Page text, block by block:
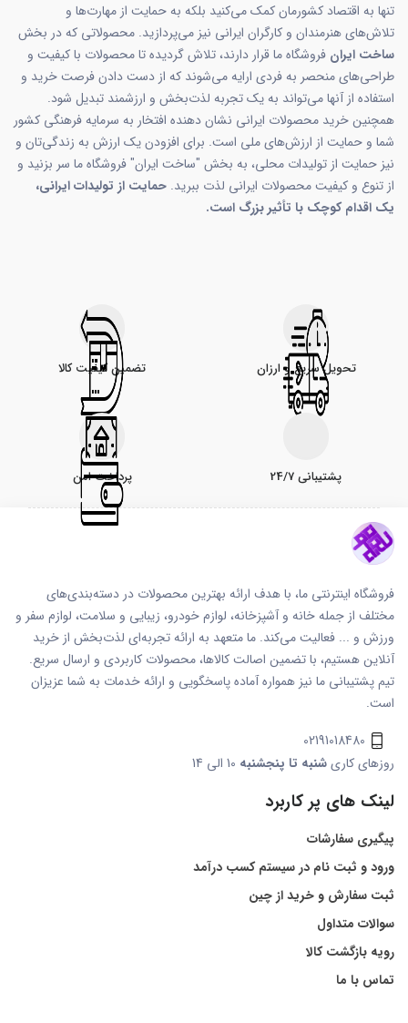
تنها به اقتصاد کشورمان کمک می‌کنید بلکه به حمایت از مهارت‌ها و
تلاش‌های هنرمندان و کارگران ایرانی نیز می‌پردازید. محصولاتی که در بخش
ساخت ایران فروشگاه ما قرار دارند، تلاش گردیده تا محصولات با کیفیت و
طراحی‌های منحصر به فردی ارایه می‌شوند که از دست دادن فرصت خرید و
استفاده از آنها می‌تواند به یک تجربه لذت‌بخش و ارزشمند تبدیل شود.
همچنین خرید محصولات ایرانی نشان دهنده افتخار به سرمایه فرهنگی کشور
شما و حمایت از ارزش‌های ملی است. برای افزودن یک ارزش به زندگی‌تان و
نیز حمایت از تولیدات محلی، به بخش "ساخت ایران" فروشگاه ما سر بزنید و
از تنوع و کیفیت محصولات ایرانی لذت ببرید. حمایت از تولیدات ایرانی،
یک اقدام کوچک با تأثیر بزرگ است.
تحویل سریع و ارزان تضمین کیفیت کالا
پشتیبانی 24/7 پرداخت امن
فروشگاه اینترنتی ما، با هدف ارائه بهترین محصولات در دسته‌بندی‌های
مختلف از جمله خانه و آشپزخانه، لوازم خودرو، زیبایی و سلامت، لوازم سفر و
ورزش و ... فعالیت می‌کند. ما متعهد به ارائه تجربه‌ای لذت‌بخش از خرید
آنلاین هستیم، با تضمین اصالت کالاها، محصولات کاربردی و ارسال سریع.
تیم پشتیبانی ما نیز همواره آماده پاسخگویی و ارائه خدمات به شما عزیزان
است.
02191018480
روزهای کاریشنبه تا پنجشنبه
لینک های پر کاربرد
پیگیری سفارشات
ورود و ثبت نام در سیستم کسب درآمد
ثبت سفارش و خرید از چین
سوالات متداول
رویه بازگشت کالا
تماس با ما